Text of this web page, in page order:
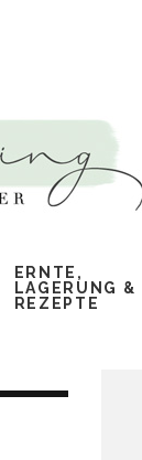
ERNTE,
LAGERUNG &
REZEPTE